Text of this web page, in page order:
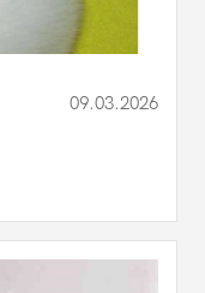
09.03.2026